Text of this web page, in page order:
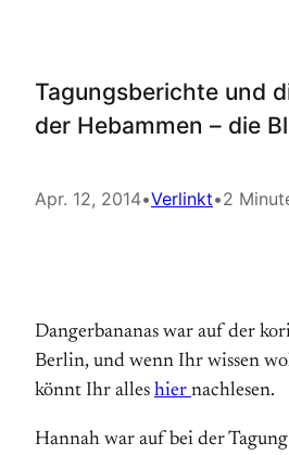
Tagungsberichte und
der Hebammen – die
Apr. 12, 2014•Verlinkt•2
Dangerbananas war auf der
Berlin, und wenn Ihr wissen
könnt Ihr alles hier nachlesen.
Hannah war auf bei der